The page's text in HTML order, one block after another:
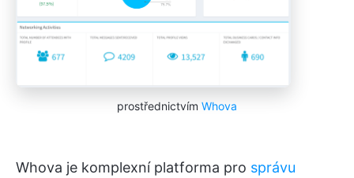
prostřednictvím Whova
Whova je komplexní platforma pro správu